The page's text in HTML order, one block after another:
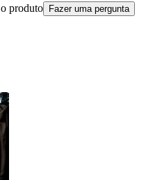
produto Fazer uma pergunta